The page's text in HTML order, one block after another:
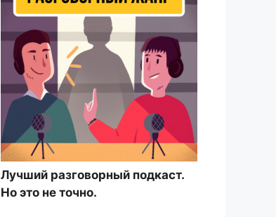
Лучший разговорный подкаст.
Но это не точно.